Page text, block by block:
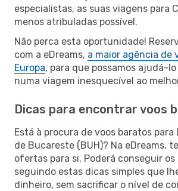
especialistas, as suas viagens para
menos atribuladas possível.
Não perca esta oportunidade!
com a eDreams, a maior agência de
Europa, para que possamos ajudá-
numa viagem inesquecível ao
Dicas para encontrar voos
Está à procura de voos baratos para
de Bucareste (BUH)? Na eDreams,
ofertas para si. Poderá conseguir
seguindo estas dicas simples que
dinheiro, sem sacrificar o nível de